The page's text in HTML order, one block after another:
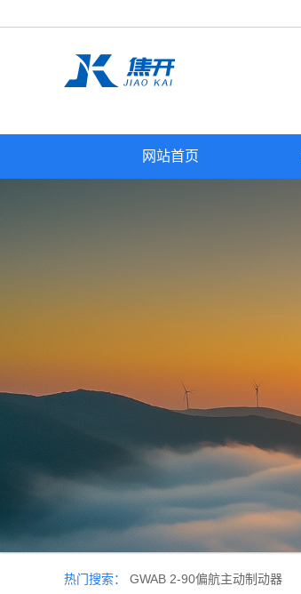
网站首页
热门搜索： GWAB 2-90偏航主动制动器